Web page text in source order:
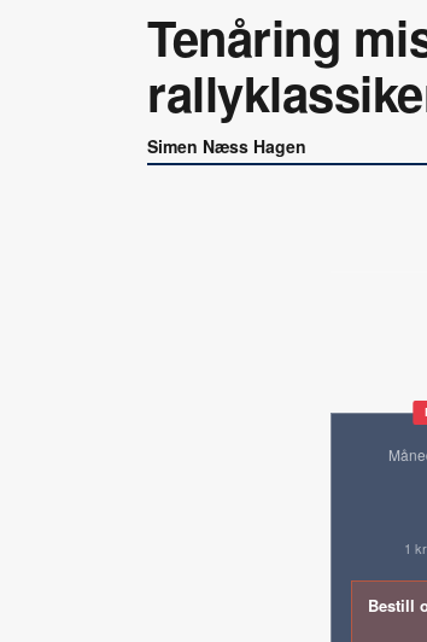
Tenåring
Simen Næss Hagen
1
Bestill